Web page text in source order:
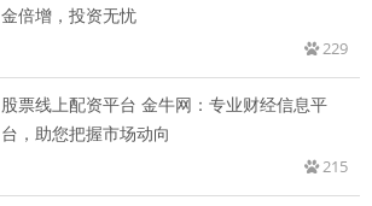
金倍增，投资无忧
229
股票线上配资平台 金牛网：专业财经信息平
台，助您把握市场动向
215